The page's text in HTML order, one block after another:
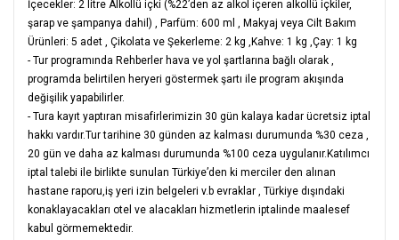
İçecekler: 2 litre Alkollü içki (%22’den az alkol içeren alkollü içkiler,
şarap ve şampanya dahil) , Parfüm: 600 ml , Makyaj veya Cilt Bakım
Ürünleri: 5 adet , Çikolata ve Şekerleme: 2 kg , Kahve: 1 kg ,Çay: 1 kg
- Tur programında Rehberler hava ve yol şartlarına bağlı olarak ,
programda belirtilen heryeri göstermek şartı ile program akışında
değişilik yapabilirler.
- Tura kayıt yaptıran misafirlerimizin 30 gün kalaya kadar ücretsiz iptal
hakkı vardır.Tur tarihine 30 günden az kalması durumunda %30 ceza ,
20 gün ve daha az kalması durumunda %100 ceza uygulanır.Katılımcı
iptal talebi ile birlikte sunulan Türkiye’den ki merciler den alınan
hastane raporu,iş yeri izin belgeleri v.b evraklar , Türkiye dışındaki
konaklayacakları otel ve alacakları hizmetlerin iptalinde maalesef
kabul görmemektedir.